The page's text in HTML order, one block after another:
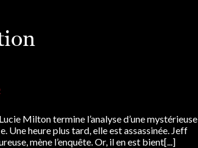
Milton termine l’analyse d’une mystérieuse
Une heure plus tard, elle est assassinée. Jeff
mène l’enquête. Or, il en est bient[...]